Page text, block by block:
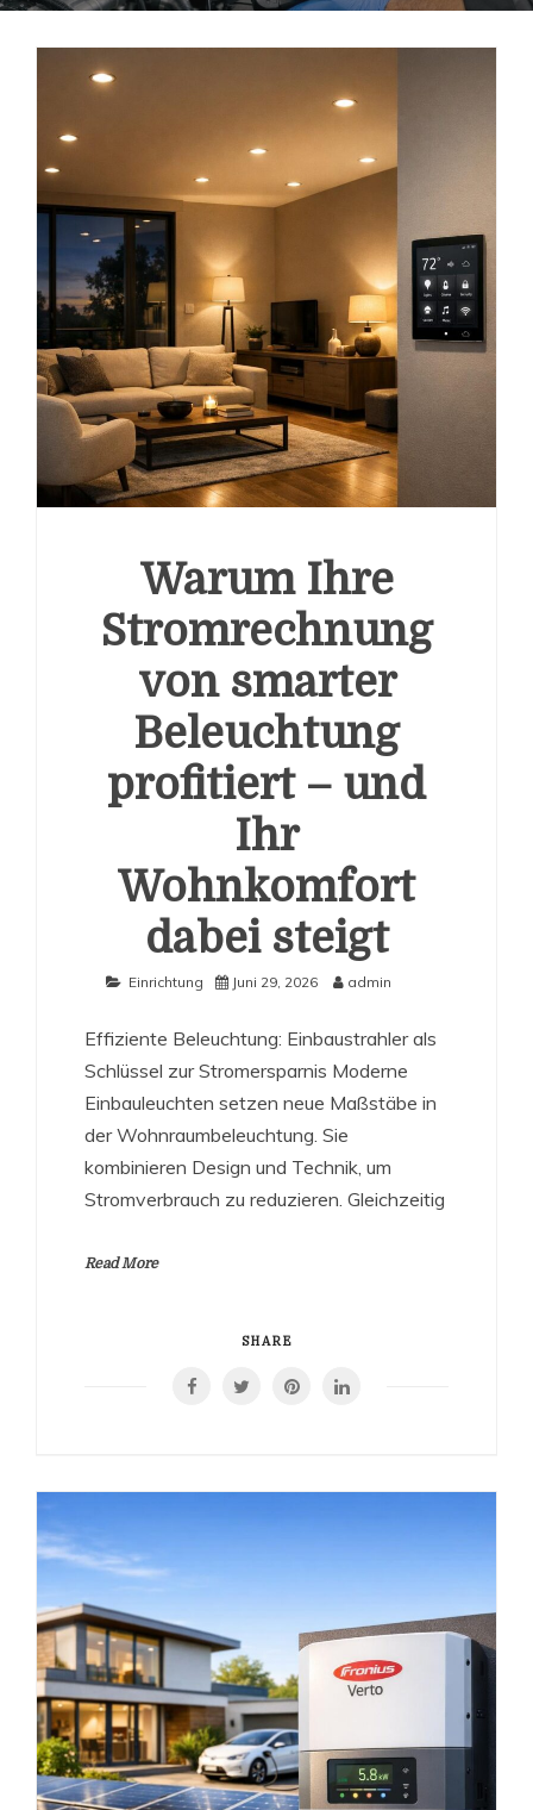
Warum Ihre
Stromrechnung
von smarter
Beleuchtung
profitiert – und
Ihr
Wohnkomfort
dabei steigt
Einrichtung Juni 29, 2026 admin
Effiziente Beleuchtung: Einbaustrahler als
Schlüssel zur Stromersparnis Moderne
Einbauleuchten setzen neue Maßstäbe in
der Wohnraumbeleuchtung. Sie
kombinieren Design und Technik, um
Stromverbrauch zu reduzieren. Gleichzeitig
Read More
SHARE